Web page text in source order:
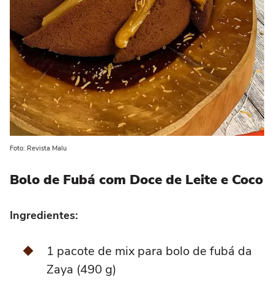
Foto: Revista Malu
Bolo de Fubá com Doce de Leite e Coco
Ingredientes:
1 pacote de mix para bolo de fubá da
Zaya (490 g)